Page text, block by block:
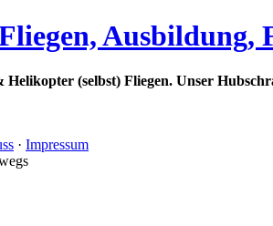
Ausbildung,
(selbst) Fliegen. Unser
· Impressum